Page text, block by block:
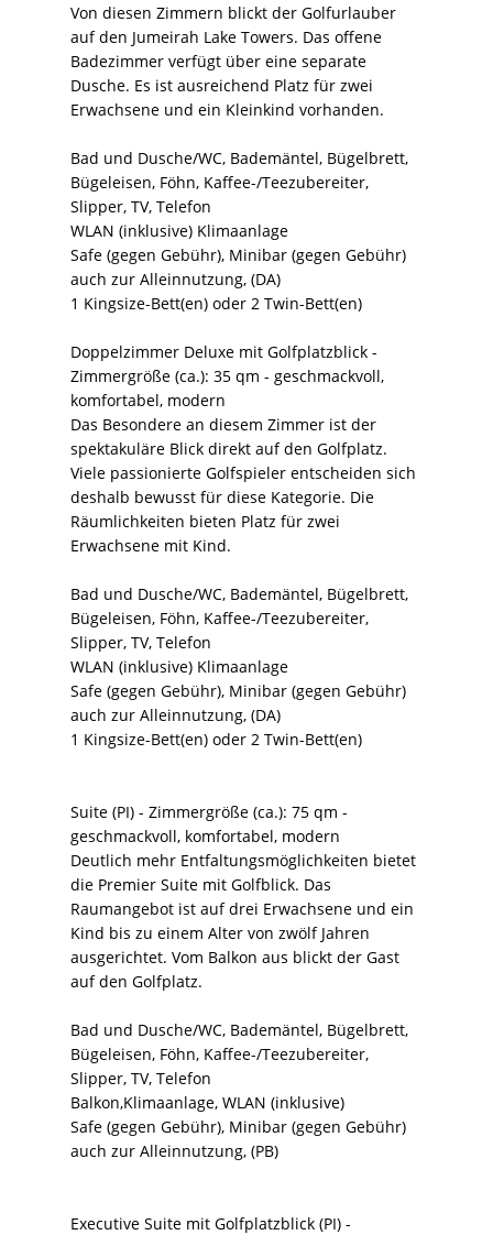
Von diesen Zimmern blickt der Golfurlauber
auf den Jumeirah Lake Towers. Das offene
Badezimmer verfügt über eine separate
Dusche. Es ist ausreichend Platz für zwei
Erwachsene und ein Kleinkind vorhanden.
Bad und Dusche/WC, Bademäntel, Bügelbrett,
Bügeleisen, Föhn, Kaffee-/Teezubereiter,
Slipper, TV, Telefon
WLAN (inklusive) Klimaanlage
Safe (gegen Gebühr), Minibar (gegen Gebühr)
auch zur Alleinnutzung, (DA)
1 Kingsize-Bett(en) oder 2 Twin-Bett(en)
Doppelzimmer Deluxe mit Golfplatzblick -
Zimmergröße (ca.): 35 qm - geschmackvoll,
komfortabel, modern
Das Besondere an diesem Zimmer ist der
spektakuläre Blick direkt auf den Golfplatz.
Viele passionierte Golfspieler entscheiden sich
deshalb bewusst für diese Kategorie. Die
Räumlichkeiten bieten Platz für zwei
Erwachsene mit Kind.
Bad und Dusche/WC, Bademäntel, Bügelbrett,
Bügeleisen, Föhn, Kaffee-/Teezubereiter,
Slipper, TV, Telefon
WLAN (inklusive) Klimaanlage
Safe (gegen Gebühr), Minibar (gegen Gebühr)
auch zur Alleinnutzung, (DA)
1 Kingsize-Bett(en) oder 2 Twin-Bett(en)
Suite (PI) - Zimmergröße (ca.): 75 qm -
geschmackvoll, komfortabel, modern
Deutlich mehr Entfaltungsmöglichkeiten bietet
die Premier Suite mit Golfblick. Das
Raumangebot ist auf drei Erwachsene und ein
Kind bis zu einem Alter von zwölf Jahren
ausgerichtet. Vom Balkon aus blickt der Gast
auf den Golfplatz.
Bad und Dusche/WC, Bademäntel, Bügelbrett,
Bügeleisen, Föhn, Kaffee-/Teezubereiter,
Slipper, TV, Telefon
Balkon,Klimaanlage, WLAN (inklusive)
Safe (gegen Gebühr), Minibar (gegen Gebühr)
auch zur Alleinnutzung, (PB)
Executive Suite mit Golfplatzblick (PI) -